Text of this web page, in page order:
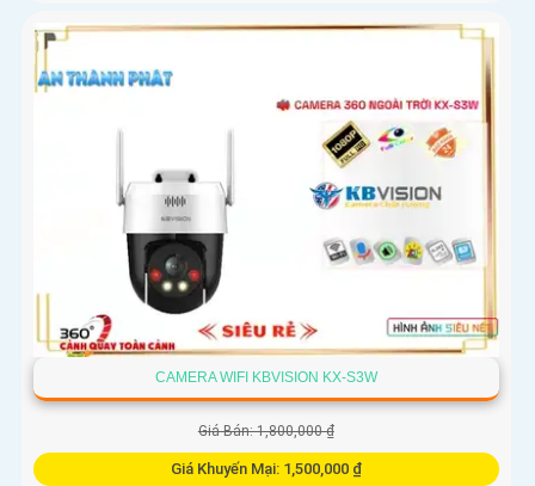
CAMERA WIFI KBVISION KX-S3W
Giá Bán: 1,800,000 ₫
Giá Khuyến Mại: 1,500,000 ₫